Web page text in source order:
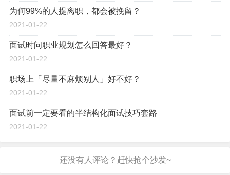
为何99%的人提离职，都会被挽留？
2021-01-22
面试时问职业规划怎么回答最好？
2021-01-22
职场上「尽量不麻烦别人」好不好？
2021-01-22
面试前一定要看的半结构化面试技巧套路
2021-01-22